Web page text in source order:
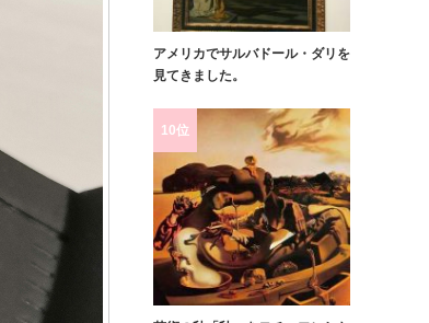
アメリカでサルバドール・ダリを
見てきました。
10位